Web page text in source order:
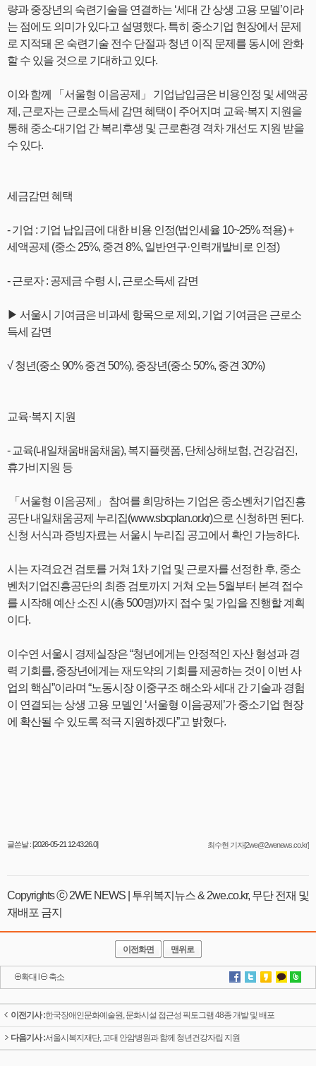
량과 중장년의 숙련기술을 연결하는 ‘세대 간 상생 고용 모델’이라
는 점에도 의미가 있다고 설명했다. 특히 중소기업 현장에서 문제
로 지적돼 온 숙련기술 전수 단절과 청년 이직 문제를 동시에 완화
할 수 있을 것으로 기대하고 있다.
이와 함께 「서울형 이음공제」 기업납입금은 비용인정 및 세액공
제, 근로자는 근로소득세 감면 혜택이 주어지며 교육·복지 지원을
통해 중소-대기업 간 복리후생 및 근로환경 격차 개선도 지원 받을
수 있다.
세금감면 혜택
- 기업 : 기업 납입금에 대한 비용 인정(법인세율 10~25% 적용) +
세액공제 (중소 25%, 중견 8%, 일반연구·인력개발비로 인정)
- 근로자 : 공제금 수령 시, 근로소득세 감면
▶ 서울시 기여금은 비과세 항목으로 제외, 기업 기여금은 근로소
득세 감면
√ 청년(중소 90% 중견 50%), 중장년(중소 50%, 중견 30%)
교육·복지 지원
- 교육(내일채움배움채움), 복지플랫폼, 단체상해보험, 건강검진,
휴가비지원 등
「서울형 이음공제」 참여를 희망하는 기업은 중소벤처기업진흥
공단 내일채움공제 누리집(www.sbcplan.or.kr)으로 신청하면 된다.
신청 서식과 증빙자료는 서울시 누리집 공고에서 확인 가능하다.
시는 자격요건 검토를 거쳐 1차 기업 및 근로자를 선정한 후, 중소
벤처기업진흥공단의 최종 검토까지 거쳐 오는 5월부터 본격 접수
를 시작해 예산 소진 시(총 500명)까지 접수 및 가입을 진행할 계획
이다.
이수연 서울시 경제실장은 “청년에게는 안정적인 자산 형성과 경
력 기회를, 중장년에게는 재도약의 기회를 제공하는 것이 이번 사
업의 핵심”이라며 “노동시장 이중구조 해소와 세대 간 기술과 경험
이 연결되는 상생 고용 모델인 ‘서울형 이음공제’가 중소기업 현장
에 확산될 수 있도록 적극 지원하겠다”고 밝혔다.
글쓴날 : [2026-05-21 12:43:26.0] 최수현 기자[2we@2wenews.co.kr]
Copyrights ⓒ 2WE NEWS | 투위복지뉴스 & 2we.co.kr, 무단 전재 및
재배포 금지
이전화면 맨위로
확대 축소
이전기사 :한국장애인문화예술원, 문화시설 접근성 픽토그램 48종 개발 및 배포
다음기사 :서울시복지재단, 고대 안암병원과 함께 청년건강자립 지원